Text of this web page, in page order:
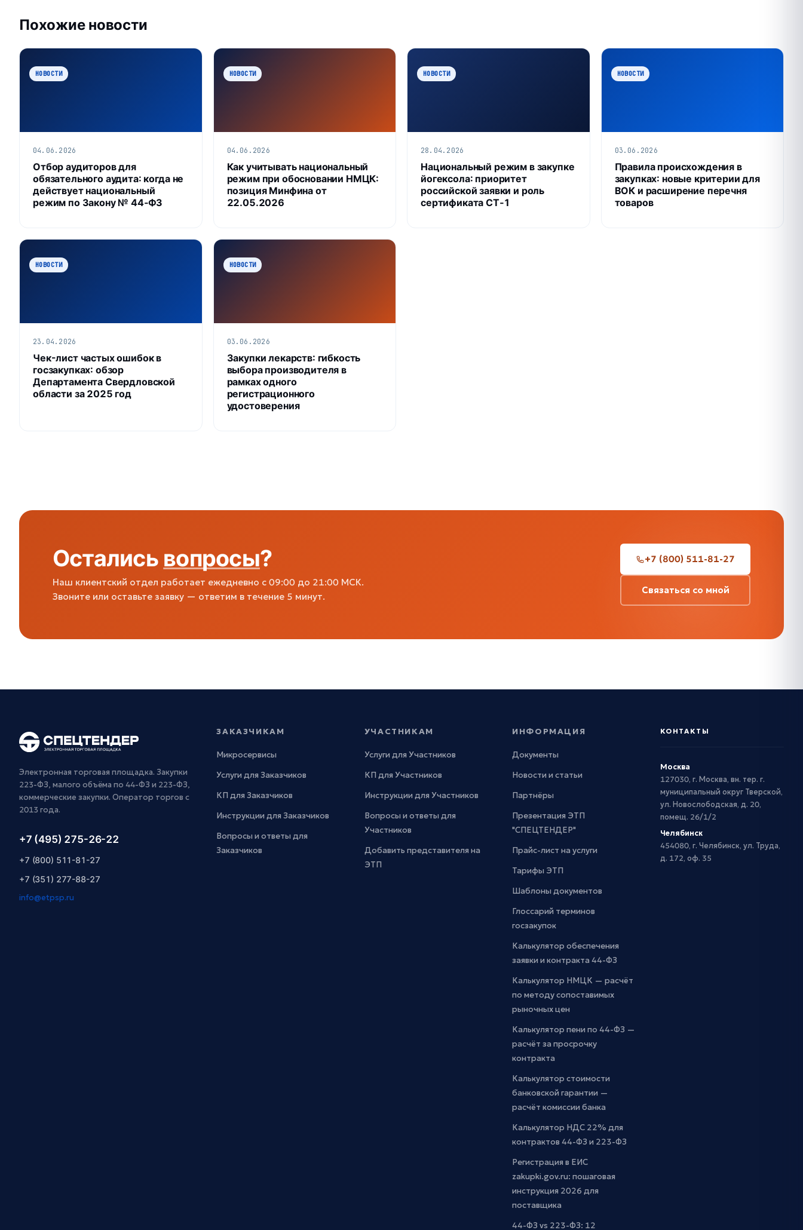
Похожие новости
НОВОСТИ
04.06.2026
Отбор аудиторов для
обязательного аудита: когда не
действует национальный
режим по Закону № 44‑ФЗ
НОВОСТИ
04.06.2026
Как учитывать национальный
режим при обосновании НМЦК:
позиция Минфина от
22.05.2026
НОВОСТИ
28.04.2026
Национальный режим в закупке
йогексола: приоритет
российской заявки и роль
сертификата СТ‑1
НОВОСТИ
03.06.2026
Правила происхождения в
закупках: новые критерии для
ВОК и расширение перечня
товаров
НОВОСТИ
23.04.2026
Чек-лист частых ошибок в
госзакупках: обзор
Департамента Свердловской
области за 2025 год
НОВОСТИ
03.06.2026
Закупки лекарств: гибкость
выбора производителя в
рамках одного
регистрационного
удостоверения
Остались вопросы?
Наш клиентский отдел работает ежедневно с 09:00 до 21:00 МСК.
Звоните или оставьте заявку — ответим в течение 5 минут.
+7 (800) 511-81-27
Связаться со мной
Электронная торговая площадка. Закупки
223-ФЗ, малого объёма по 44-ФЗ и 223-ФЗ,
коммерческие закупки. Оператор торгов с
2013 года.
+7 (495) 275-26-22
+7 (800) 511-81-27
+7 (351) 277-88-27
info@etpsp.ru
ЗАКАЗЧИКАМ
Микросервисы
Услуги для Заказчиков
КП для Заказчиков
Инструкции для Заказчиков
Вопросы и ответы для
Заказчиков
УЧАСТНИКАМ
Услуги для Участников
КП для Участников
Инструкции для Участников
Вопросы и ответы для
Участников
Добавить представителя на
ЭТП
ИНФОРМАЦИЯ
Документы
Новости и статьи
Партнёры
Презентация ЭТП
"СПЕЦТЕНДЕР"
Прайс-лист на услуги
Тарифы ЭТП
Шаблоны документов
Глоссарий терминов
госзакупок
Калькулятор обеспечения
заявки и контракта 44-ФЗ
Калькулятор НМЦК — расчёт
по методу сопоставимых
рыночных цен
Калькулятор пени по 44-ФЗ —
расчёт за просрочку
контракта
Калькулятор стоимости
банковской гарантии —
расчёт комиссии банка
Калькулятор НДС 22% для
контрактов 44-ФЗ и 223-ФЗ
Регистрация в ЕИС
zakupki.gov.ru: пошаговая
инструкция 2026 для
поставщика
44-ФЗ vs 223-ФЗ: 12
КОНТАКТЫ
Москва
127030, г. Москва, вн. тер. г.
муниципальный округ Тверской,
ул. Новослободская, д. 20,
помещ. 26/1/2
Челябинск
454080, г. Челябинск, ул. Труда,
д. 172, оф. 35